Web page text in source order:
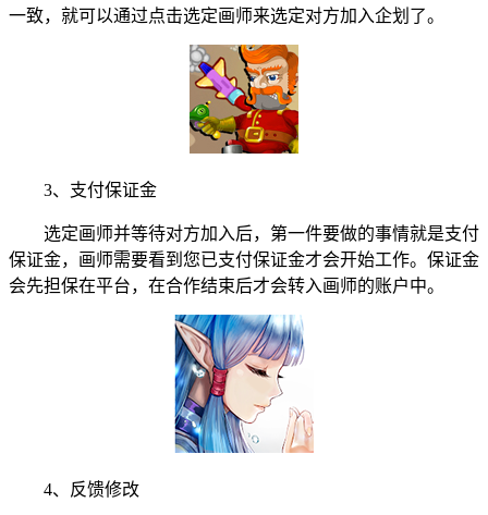
一致，就可以通过点击选定画师来选定对方加入企划了。
3、支付保证金
选定画师并等待对方加入后，第一件要做的事情就是支付
保证金，画师需要看到您已支付保证金才会开始工作。保证金
会先担保在平台，在合作结束后才会转入画师的账户中。
4、反馈修改